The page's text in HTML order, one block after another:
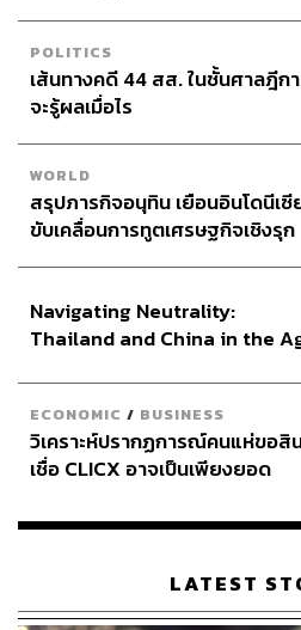
POLITICS
เส้นทางคดี 44 สส. ในชั้นศาลฎีกา
จะรู้ผลเมื่อไร
WORLD
สรุปภารกิจอนุทิน เยือนอินโดนีเซี
ขับเคลื่อนการทูตเศรษฐกิจเชิงรุก
Navigating Neutrality:
Thailand and China in the
ECONOMIC / BUSINESS
วิเคราะห์ปรากฏการณ์คนแห่ขอสิ
เชื่อ CLICX อาจเป็นเพียงยอด
เรือนไทยที่ถูกซุกไว้
LATEST